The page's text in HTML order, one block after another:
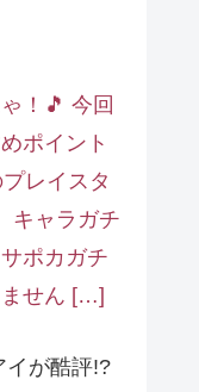
！🎵 今回
ポイント
レイスタ
キャラガチ
ポカガチ
ません […]
イが酷評!?